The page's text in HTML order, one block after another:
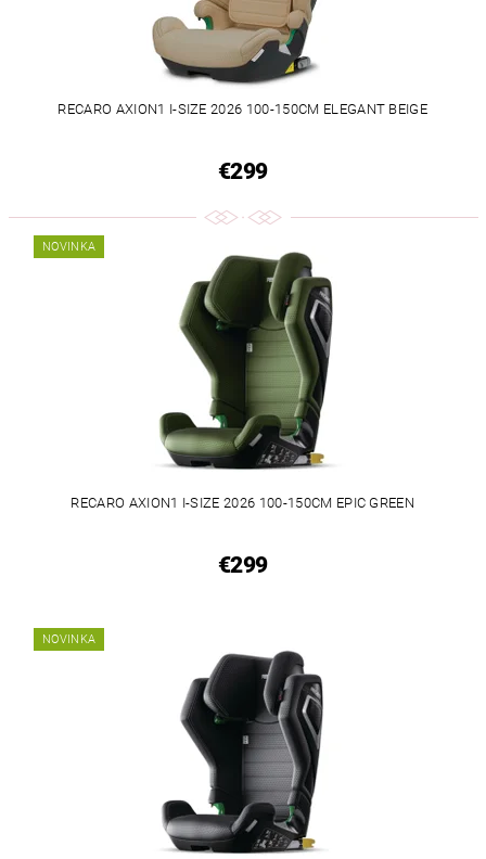
RECARO AXION1 I-SIZE 2026 100-150CM ELEGANT BEIGE
€299
NOVINKA
RECARO AXION1 I-SIZE 2026 100-150CM EPIC GREEN
€299
NOVINKA